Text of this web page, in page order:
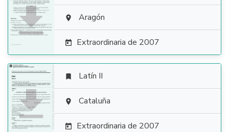
  Aragón
 Extraordinaria de 2007

 Latín II
 Cataluña
 Extraordinaria de 2007